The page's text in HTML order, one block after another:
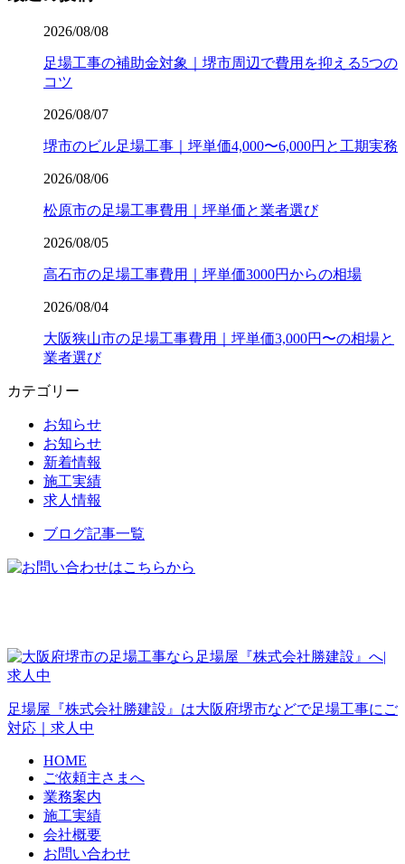
2026/08/08
足場工事の補助金対象｜堺市周辺で費用を抑える5つの
コツ
2026/08/07
堺市のビル足場工事｜坪単価4,000〜6,000円と工期実務
2026/08/06
松原市の足場工事費用｜坪単価と業者選び
2026/08/05
高石市の足場工事費用｜坪単価3000円からの相場
2026/08/04
大阪狭山市の足場工事費用｜坪単価3,000円〜の相場と
業者選び
カテゴリー
お知らせ
お知らせ
新着情報
施工実績
求人情報
ブログ記事一覧
足場屋『株式会社勝建設』は大阪府堺市などで足場工事にご
対応｜求人中
HOME
ご依頼主さまへ
業務案内
施工実績
会社概要
お問い合わせ